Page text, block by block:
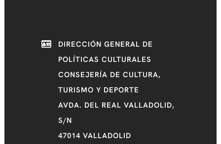
DIRECCIÓN GENERAL DE
POLÍTICAS CULTURALES
CONSEJERÍA DE CULTURA,
TURISMO Y DEPORTE
AVDA. DEL REAL VALLADOLID,
S/N
47014 VALLADOLID